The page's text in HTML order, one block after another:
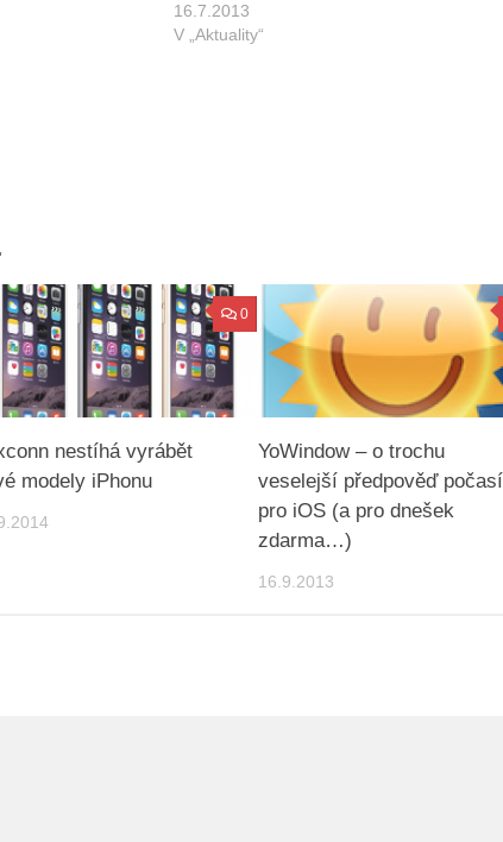
16.7.2013
V „Aktuality“
0
nestíhá vyrábět
modely iPhonu
YoWindow – o trochu
veselejší předpověď počasí
pro iOS (a pro dnešek
zdarma…)
16.9.2013